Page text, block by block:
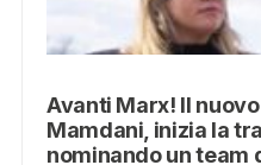
Avanti Marx! Il
Mamdani, inizia la
nominando un team